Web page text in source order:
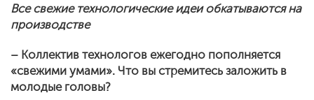
Все свежие технологические идеи обкатываются на
производстве
– Коллектив технологов ежегодно пополняется
«свежими умами». Что вы стремитесь заложить в
молодые головы?